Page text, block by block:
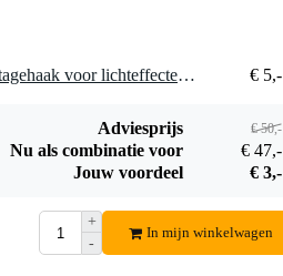
10 x Eurolite TH-40S montagehaak voor lichteffecten op truss 35 - 40 mm € 5,-
Adviesprijs € 50,-
Nu als combinatie voor
€ 47,-
Jouw voordeel
€ 3,-
+
-
In mijn winkelwagen